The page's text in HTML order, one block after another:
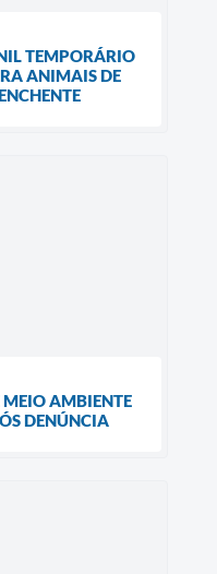
TEMPORÁRIO
ANIMAIS DE
MEIO AMBIENTE
DENÚNCIA